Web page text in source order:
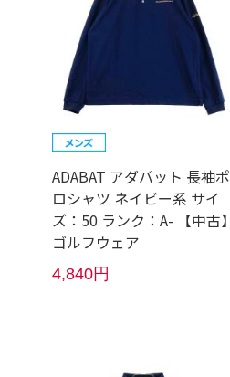
ADABAT アダバット 長袖ポ
ロシャツ ネイビー系 サイ
ズ：50 ランク：A- 【中古】
ゴルフウェア
4,840円